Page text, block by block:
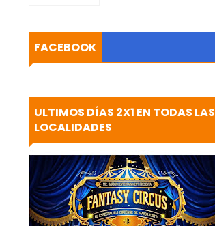
FACEBOOK
ULTIMOS DÍAS 2X1 EN TODAS LAS
LOCALIDADES